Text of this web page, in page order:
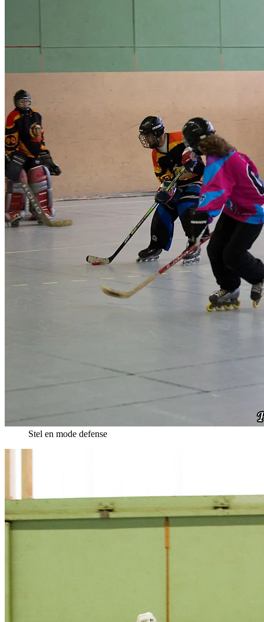
Stel en mode defense